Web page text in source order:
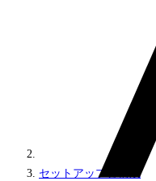
セットアップと構成